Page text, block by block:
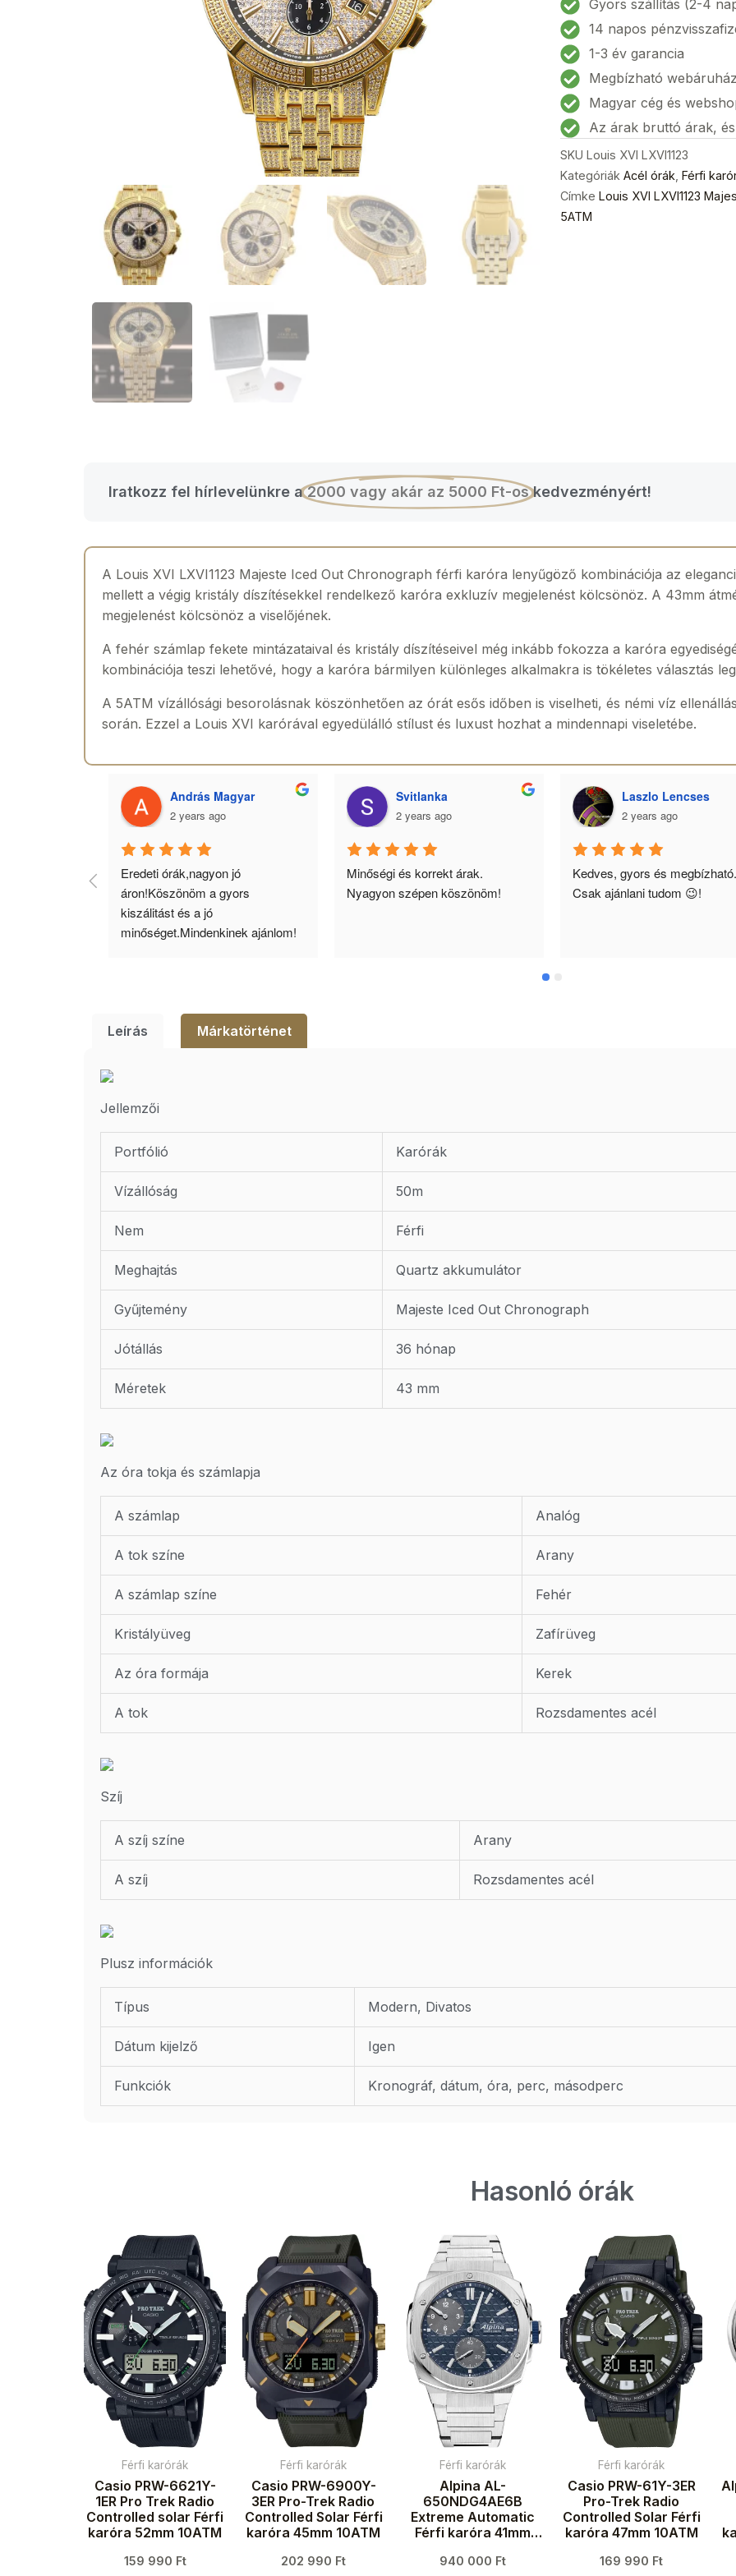
Iced
Out
Chronograph
Férfi
karóra
43mm
5ATM
mennyiség
Gyors szállítás (2-4
14 napos
1-3 év garancia
Megbízható webáruház
Magyar cég és
Az árak bruttó árak,
SKU Louis XVI LXVI1123
Kategóriák Acél órák Férfi
Címke Louis XVI LXVI1123
5ATM
Iratkozz fel hírlevelünkre a2000 vagy akár az 5000 Ft-os kedvezményért!
A Louis XVI LXVI1123 Majeste Iced Out Chronograph férfi karóra lenyűgöző kombinációja az
mellett a végig kristály díszítésekkel rendelkező karóra exkluzív megjelenést kölcsönöz. A 43mm
megjelenést kölcsönöz a viselőjének.
A fehér számlap fekete mintázataival és kristály díszítéseivel még inkább fokozza a karóra
kombinációja teszi lehetővé, hogy a karóra bármilyen különleges alkalmakra is tökéletes választás
A 5ATM vízállósági besorolásnak köszönhetően az órát esős időben is viselheti, és némi víz
során. Ezzel a Louis XVI karórával egyedülálló stílust és luxust hozhat a mindennapi viseletébe.
András Magyar
2 years ago
Eredeti órák,nagyon jó
áron!Köszönöm a gyors
kiszálitást és a jó
minőséget.Mindenkinek ajánlom!
Svitlanka
2 years ago
Minőségi és korrekt árak.
Nyagyon szépen köszönöm!
Laszlo Lencses
2 years ago
Kedves, gyors és megbízható.
Csak ajánlani tudom 😉!
Leírás Márkatörténet
Jellemzői
Portfólió Karórák
Vízállóság 50m
Nem Férfi
Meghajtás Quartz akkumulátor
Gyűjtemény Majeste Iced Out Chronograph
Jótállás 36 hónap
Méretek 43 mm
Az óra tokja és számlapja
A számlap Analóg
A tok színe Arany
A számlap színe Fehér
Kristályüveg Zafírüveg
Az óra formája Kerek
A tok Rozsdamentes acél
Szíj
A szíj színe Arany
A szíj Rozsdamentes acél
Plusz információk
Típus Modern, Divatos
Dátum kijelző Igen
Funkciók Kronográf, dátum, óra, perc, másodperc
Hasonló órák
Férfi karórák
Casio PRW-6621Y-
1ER Pro Trek Radio
Controlled solar Férfi
karóra 52mm 10ATM
159 990 Ft
Férfi karórák
Casio PRW-6900Y-
3ER Pro-Trek Radio
Controlled Solar Férfi
karóra 45mm 10ATM
202 990 Ft
Férfi karórák
Alpina AL-
650NDG4AE6B
Extreme Automatic
Férfi karóra 41mm
940 000 Ft
Férfi karórák
Casio PRW-61Y-3ER
Pro-Trek Radio
Controlled Solar Férfi
karóra 47mm 10ATM
169 990 Ft